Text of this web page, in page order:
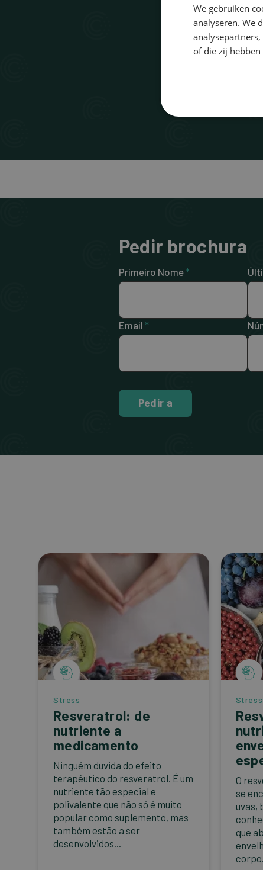
Pedir brochura
Primeiro Nome *
Email *
Pedir a
Stress
Resveratrol: de
nutriente a
medicamento
Ninguém duvida do efeito
terapêutico do resveratrol. É um
nutriente tão especial e
polivalente que não só é muito
popular como suplemento, mas
também estão a ser
desenvolvidos...
Stress
O
se
uvas,
que
We gebruiken
analyseren. We
of die zij